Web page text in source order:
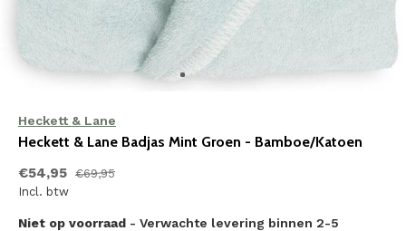
Heckett & Lane
Heckett & Lane Badjas Mint Groen - Bamboe/Katoen
€54,95 €69,95
Incl. btw
Niet op voorraad - Verwachte levering binnen 2-5